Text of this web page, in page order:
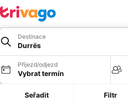
Destinace
Durrës
Příjezd/odjezd
Vybrat termín
Seřadit Filtr